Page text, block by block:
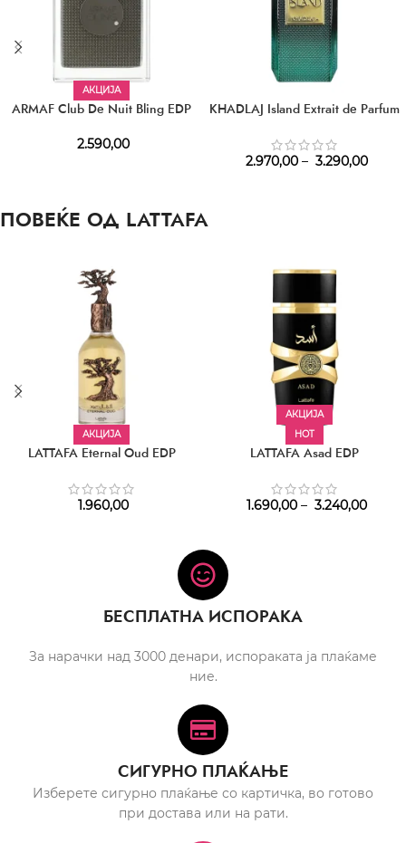
АКЦИЈА
ARMAF Club De Nuit Bling EDP
2.590,00
KHADLAJ Island Extrait de Parfum
2.970,00 – 3.290,00
ПОВЕЌЕ ОД LATTAFA
АКЦИЈА
LATTAFA Eternal Oud EDP
1.960,00
АКЦИЈА
HOT
LATTAFA Asad EDP
1.690,00 – 3.240,00
БЕСПЛАТНА ИСПОРАКА
За нарачки над 3000 денари, испораката ја плаќаме
ние.
СИГУРНО ПЛАЌАЊЕ
Изберете сигурно плаќање со картичка, во готово
при достава или на рати.